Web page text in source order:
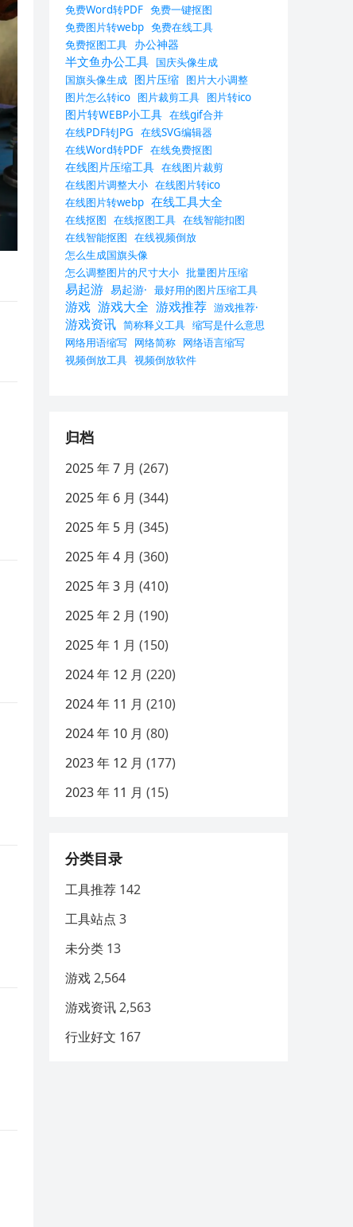
免费Word转PDF 免费一键抠图
免费图片转webp 免费在线工具
免费抠图工具 办公神器
半文鱼办公工具 国庆头像生成
国旗头像生成 图片压缩 图片大小调整
图片怎么转ico 图片裁剪工具 图片转ico
图片转WEBP小工具 在线gif合并
在线PDF转JPG 在线SVG编辑器
在线Word转PDF 在线免费抠图
在线图片压缩工具 在线图片裁剪
在线图片调整大小 在线图片转ico
在线图片转webp 在线工具大全
在线抠图 在线抠图工具 在线智能扣图
在线智能抠图 在线视频倒放
怎么生成国旗头像
怎么调整图片的尺寸大小 批量图片压缩
易起游 易起游· 最好用的图片压缩工具
游戏 游戏大全 游戏推荐 游戏推荐·
游戏资讯 简称释义工具 缩写是什么意思
网络用语缩写 网络简称 网络语言缩写
视频倒放工具 视频倒放软件
归档
2025 年 7 月 (267)
2025 年 6 月 (344)
2025 年 5 月 (345)
2025 年 4 月 (360)
2025 年 3 月 (410)
2025 年 2 月 (190)
2025 年 1 月 (150)
2024 年 12 月 (220)
2024 年 11 月 (210)
2024 年 10 月 (80)
2023 年 12 月 (177)
2023 年 11 月 (15)
分类目录
工具推荐 142
工具站点 3
未分类 13
游戏2,564
游戏资讯2,563
行业好文 167